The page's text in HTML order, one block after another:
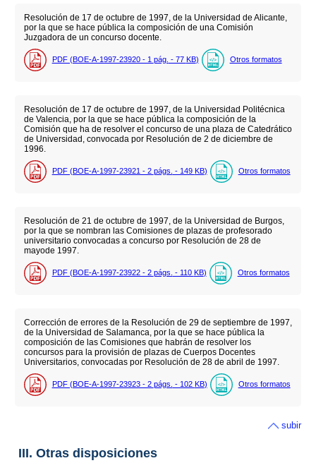
Resolución de 17 de octubre de 1997, de la Universidad de Alicante,
por la que se hace pública la composición de una Comisión
Juzgadora de un concurso docente.
PDF (BOE-A-1997-23920 - 1 pág. - 77 KB) Otros formatos
Resolución de 17 de octubre de 1997, de la Universidad Politécnica
de Valencia, por la que se hace pública la composición de la
Comisión que ha de resolver el concurso de una plaza de Catedrático
de Universidad, convocada por Resolución de 2 de diciembre de
1996.
PDF (BOE-A-1997-23921 - 2 págs. - 149 KB) Otros formatos
Resolución de 21 de octubre de 1997, de la Universidad de Burgos,
por la que se nombran las Comisiones de plazas de profesorado
universitario convocadas a concurso por Resolución de 28 de
mayode 1997.
PDF (BOE-A-1997-23922 - 2 págs. - 110 KB) Otros formatos
Corrección de errores de la Resolución de 29 de septiembre de 1997,
de la Universidad de Salamanca, por la que se hace pública la
composición de las Comisiones que habrán de resolver los
concursos para la provisión de plazas de Cuerpos Docentes
Universitarios, convocadas por Resolución de 28 de abril de 1997.
PDF (BOE-A-1997-23923 - 2 págs. - 102 KB) Otros formatos
subir
III. Otras disposiciones